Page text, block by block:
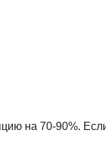
на 70-90%.